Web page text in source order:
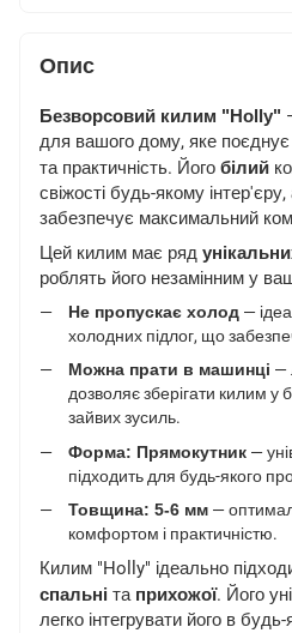
Опис
Безворсовий килим "Holly"
для вашого дому, яке
та практичність. Його білий
свіжості будь-якому
забезпечує максимальний
Цей килим має ряд
роблять його незамінним у
Не пропускає холод —
холодних підлог, що
Можна прати в машинці —
дозволяє зберігати килим у
зайвих зусиль.
Форма: Прямокутник —
підходить для будь-якого
Товщина: 5-6 мм —
комфортом і практичністю.
Килим "Holly" ідеально
спальні та прихожої. Його
легко інтегрувати його в